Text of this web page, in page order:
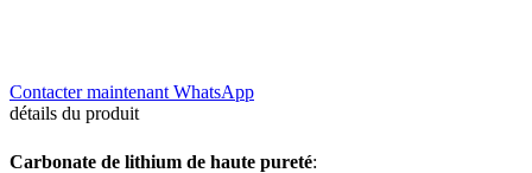
Contacter maintenant WhatsApp
détails du produit
Carbonate de lithium de haute pureté: